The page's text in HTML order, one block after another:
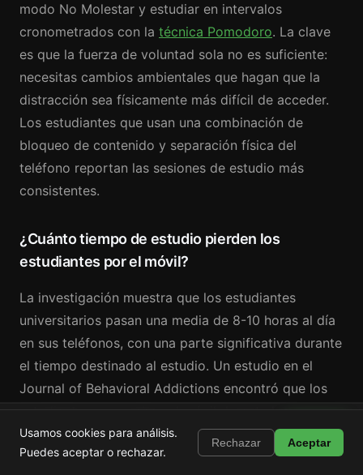
modo No Molestar y estudiar en intervalos
cronometrados con la técnica Pomodoro. La clave
es que la fuerza de voluntad sola no es suficiente:
necesitas cambios ambientales que hagan que la
distracción sea físicamente más difícil de acceder.
Los estudiantes que usan una combinación de
bloqueo de contenido y separación física del
teléfono reportan las sesiones de estudio más
consistentes.
¿Cuánto tiempo de estudio pierden los
estudiantes por el móvil?
La investigación muestra que los estudiantes
universitarios pasan una media de 8-10 horas al día
en sus teléfonos, con una parte significativa durante
el tiempo destinado al estudio. Un estudio en el
Journal of Behavioral Addictions encontró que los
estudiantes que usaban el móvil durante las
sesiones de estudio puntuaban un 20% más bajo en
los exámenes posteriores. Cuando consideras el
Bloquea Shorts, Reels y TikTok Instalar
Usamos cookies para análisis.
Puedes aceptar o rechazar.
Rechazar Aceptar